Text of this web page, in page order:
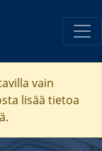
vain
lisää tietoa